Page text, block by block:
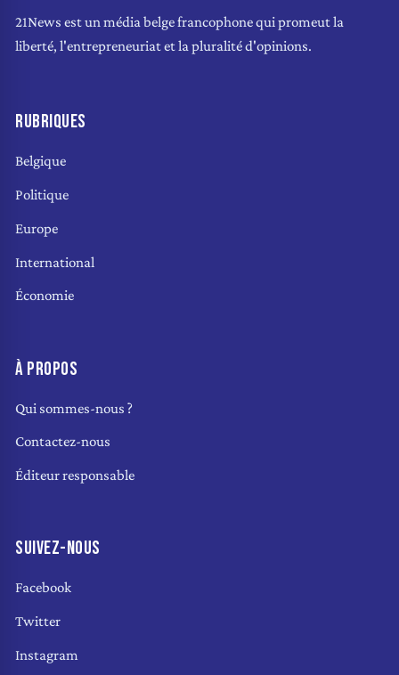
21News est un média belge francophone qui promeut la
liberté, l'entrepreneuriat et la pluralité d'opinions.
RUBRIQUES
Belgique
Politique
Europe
International
Économie
À PROPOS
Qui sommes-nous ?
Contactez-nous
Éditeur responsable
SUIVEZ-NOUS
Facebook
Twitter
Instagram